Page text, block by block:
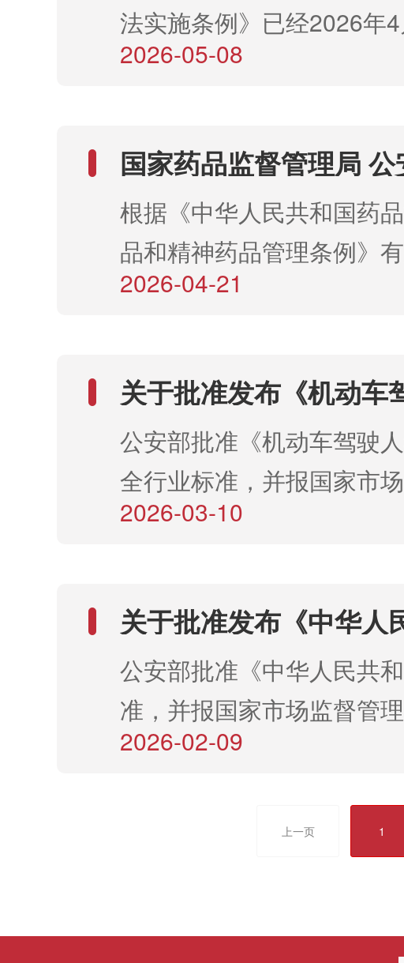
法实施条例》已经2026年
公布，自2026年
2026-05-08
国家药品监督管理局
根据《中华人民共和国药
品和精神药品管理条例》
禁毒委员会办公室决定进
2026-04-21
关于批准发布《机动车
公安部批准《机动车驾驶
全行业标准，并报国家
部 2026年2月
2026-03-10
关于批准发布《中华人
公安部批准《中华人民共
准，并报国家市场监
2026年1月9日
2026-02-09
上一页 1